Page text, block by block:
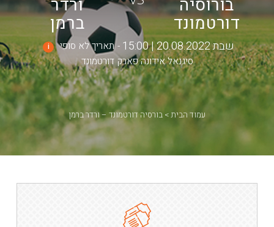
דורטמונד ברמן
שבת 20.08.2022 | 15:00 תאריך לא סופי i
סיגנאל אידונה פארק דורטמונד
בורסיה דורטמונד – ורדר ברמן עמוד הבית